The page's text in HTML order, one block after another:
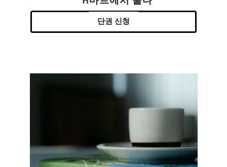
단권 신청